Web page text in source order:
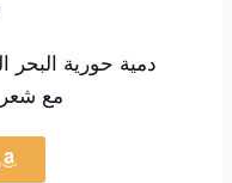
دمية حورية البحر
مع